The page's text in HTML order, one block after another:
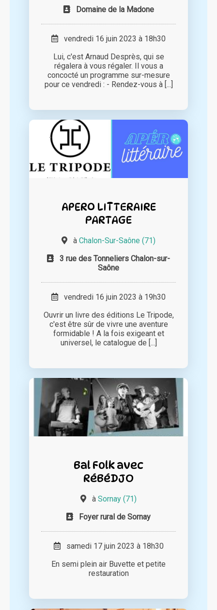
Domaine de la Madone
vendredi 16 juin 2023 à 18h30
Lui, c'est Arnaud Desprès, qui se
régalera à vous régaler. Il vous a
concocté un programme sur-mesure
pour ce vendredi : - Rendez-vous à [...]
APERO LITTERAIRE
PARTAGE
à Chalon-Sur-Saône (71)
3 rue des Tonneliers Chalon-sur-
Saône
vendredi 16 juin 2023 à 19h30
Ouvrir un livre des éditions Le Tripode,
c'est être sûr de vivre une aventure
formidable ! A la fois exigeant et
universel, le catalogue de [...]
Bal Folk avec
RéBéDJO
à Sornay (71)
Foyer rural de Sornay
samedi 17 juin 2023 à 18h30
En semi plein air Buvette et petite
restauration